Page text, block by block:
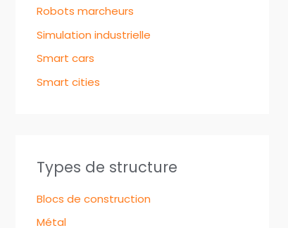
Robots marcheurs
Simulation industrielle
Smart cars
Smart cities
Types de structure
Blocs de construction
Métal